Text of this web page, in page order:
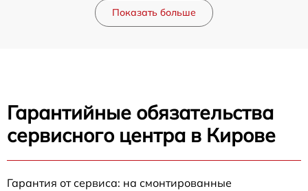
Показать больше
Гарантийные обязательства
сервисного центра в Кирове
Гарантия от сервиса: на смонтированные